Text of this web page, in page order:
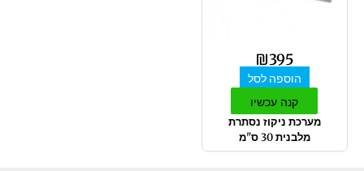
₪395
הוספה לסל
קנה עכשיו
מערכת ניקוז נסתרת
מלבנית 30 ס"מ